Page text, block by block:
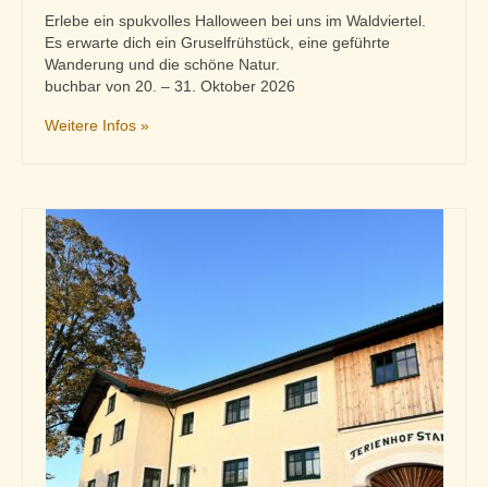
Erlebe ein spukvolles Halloween bei uns im Waldviertel.
Es erwarte dich ein Gruselfrühstück, eine geführte
Wanderung und die schöne Natur.
buchbar von 20. – 31. Oktober 2026
Weitere Infos »